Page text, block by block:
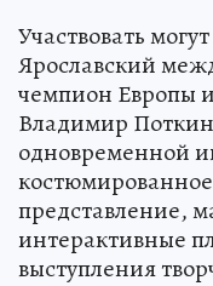
Участвовать
Ярославский
чемпион Европы
Владимир
одновременной
представление,
интерактивные
выступления